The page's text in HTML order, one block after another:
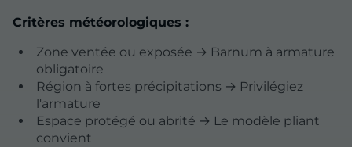
Critères météorologiques :
Zone ventée ou exposée → Barnum à armature
obligatoire
Région à fortes précipitations → Privilégiez
l'armature
Espace protégé ou abrité → Le modèle pliant
convient